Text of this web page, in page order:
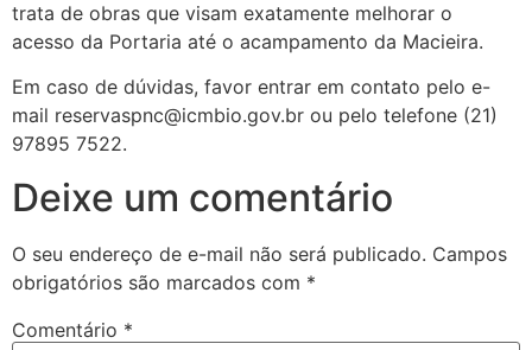
trata de obras que visam exatamente melhorar o
acesso da Portaria até o acampamento da Macieira.
Em caso de dúvidas, favor entrar em contato pelo e-
mail reservaspnc@icmbio.gov.br ou pelo telefone (21)
97895 7522.
Deixe um comentário
O seu endereço de e-mail não será publicado. Campos
obrigatórios são marcados com *
Comentário *